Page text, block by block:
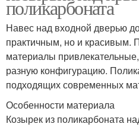
поликарбоната
Навес над входной дверью
практичным, но и красивым.
материалы
разную конфигурацию.
подходящих современных
Особенности материала
Козырек из поликарбоната